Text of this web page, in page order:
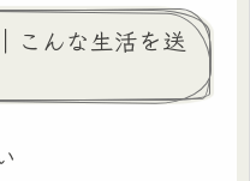
こんな生活を送